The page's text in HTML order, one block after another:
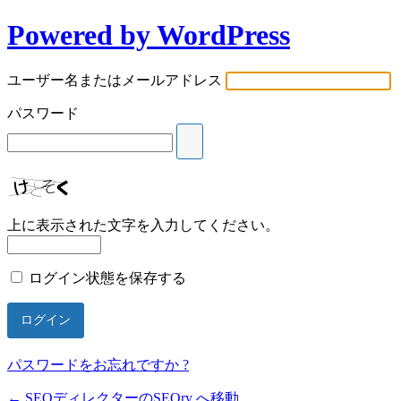
Powered by WordPress
ユーザー名またはメールアドレス
パスワード
上に表示された文字を入力してください。
ログイン状態を保存する
パスワードをお忘れですか ?
← SEOディレクターのSEOry へ移動